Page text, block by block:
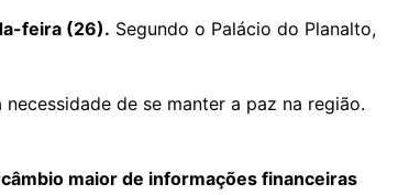
feira (26). Segundo o Palácio do Planalto,
de se manter a paz na região.
maior de informações financeiras